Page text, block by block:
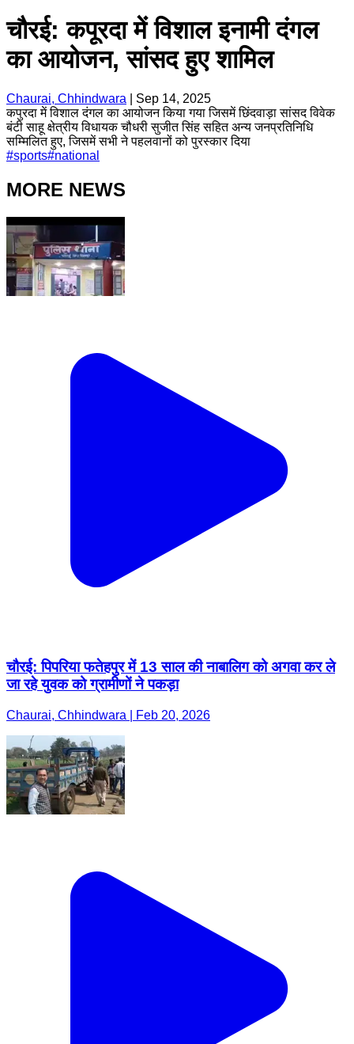
चौरई: कपूरदा में विशाल इनामी दंगल
का आयोजन, सांसद हुए शामिल
Chaurai, Chhindwara
Sep 14, 2025
कपुरदा में विशाल दंगल का आयोजन किया गया जिसमें छिंदवाड़ा सांसद विवेक
बंटी साहू क्षेत्रीय विधायक चौधरी सुजीत सिंह सहित अन्य जनप्रतिनिधि
सम्मिलित हुए, जिसमें सभी ने पहलवानों को पुरस्कार दिया
#sports#national
MORE NEWS
चौरई: पिपरिया फतेहपुर में 13 साल की नाबालिग को अगवा कर ले
जा रहे युवक को ग्रामीणों ने पकड़ा
Chaurai, Chhindwara | Feb 20, 2026